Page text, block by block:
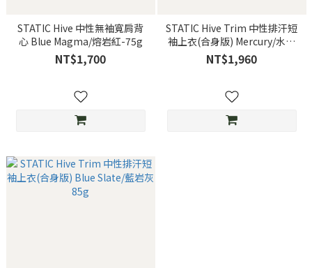
STATIC Hive 中性無袖寬肩背
心 Blue Magma/熔岩紅-75g
NT$1,700
STATIC Hive Trim 中性排汗短
袖上衣(合身版) Mercury/水銀
灰 85g
NT$1,960